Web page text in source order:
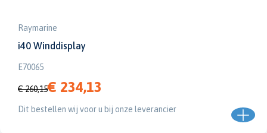
Raymarine
i40 Winddisplay
E70065
€ 260,15€ 234,13
Dit bestellen wij voor u bij onze leverancier